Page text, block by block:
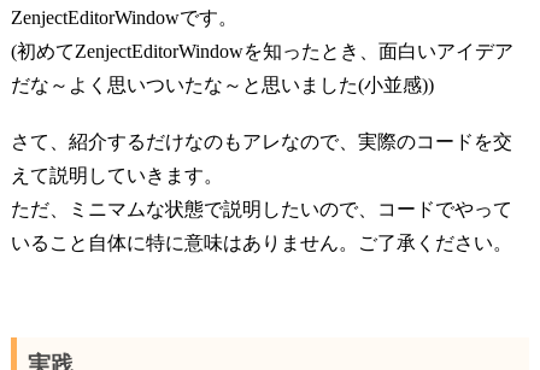
ZenjectEditorWindowです。
(初めてZenjectEditorWindowを知ったとき、面白いアイデア
だな～よく思いついたな～と思いました(小並感))
さて、紹介するだけなのもアレなので、実際のコードを交
えて説明していきます。
ただ、ミニマムな状態で説明したいので、コードでやって
いること自体に特に意味はありません。ご了承ください。
実践